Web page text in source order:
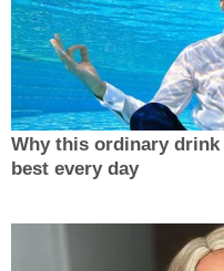
Why this ordinary
best every day